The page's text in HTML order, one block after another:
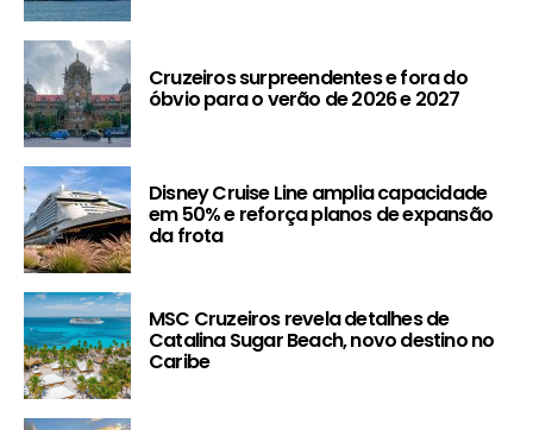
Cruzeiros surpreendentes e fora do
óbvio para o verão de 2026 e 2027
Disney Cruise Line amplia capacidade
em 50% e reforça planos de expansão
da frota
MSC Cruzeiros revela detalhes de
Catalina Sugar Beach, novo destino no
Caribe